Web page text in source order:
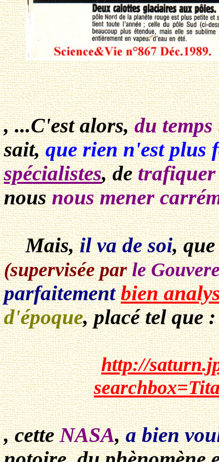
, ...C'est alors,du
sait,que rien n'est plus
spécialistes, detrafiquer
nousnous mener
Mais,il va de soi,
(supervisée parle
parfaitementbien
d'époque,placé tel que:
http://
, cetteNASA,a bien